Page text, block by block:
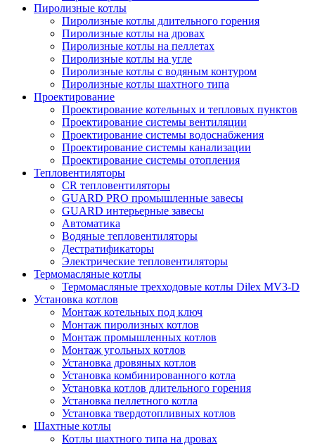
Пиролизные котлы
Пиролизные котлы длительного горения
Пиролизные котлы на дровах
Пиролизные котлы на пеллетах
Пиролизные котлы на угле
Пиролизные котлы с водяным контуром
Пиролизные котлы шахтного типа
Проектирование
Проектирование котельных и тепловых пунктов
Проектирование системы вентиляции
Проектирование системы водоснабжения
Проектирование системы канализации
Проектирование системы отопления
Тепловентиляторы
CR тепловентиляторы
GUARD PRO промышленные завесы
GUARD интерьерные завесы
Автоматика
Водяные тепловентиляторы
Дестратификаторы
Электрические тепловентиляторы
Термомасляные котлы
Термомасляные трехходовые котлы Dilex MV3-D
Установка котлов
Монтаж котельных под ключ
Монтаж пиролизных котлов
Монтаж промышленных котлов
Монтаж угольных котлов
Установка дровяных котлов
Установка комбинированного котла
Установка котлов длительного горения
Установка пеллетного котла
Установка твердотопливных котлов
Шахтные котлы
Котлы шахтного типа на дровах